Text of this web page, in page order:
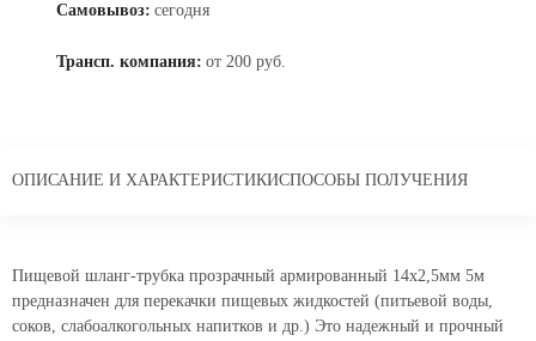
Самовывоз: сегодня
Трансп. компания: от 200 руб.
ОПИСАНИЕ И ХАРАКТЕРИСТИКИСПОСОБЫ ПОЛУЧЕНИЯ
Пищевой шланг-трубка прозрачный армированный 14х2,5мм 5м
предназначен для перекачки пищевых жидкостей (питьевой воды,
соков, слабоалкогольных напитков и др.) Это надежный и прочный